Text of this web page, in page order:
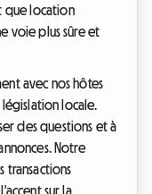
que location
voie plus sûre et
avec nos hôtes
locale.
des questions et à
Notre
transactions
sur la